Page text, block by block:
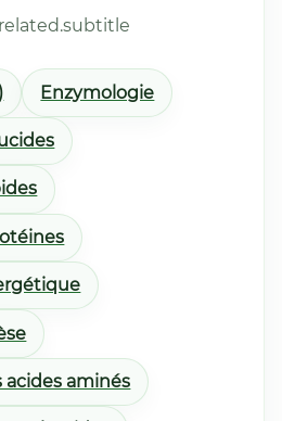
Enzymologie
acides aminés